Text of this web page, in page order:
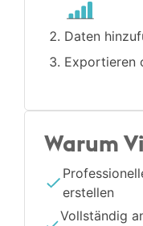
Daten
Exportieren
Warum
erstellen
Vollständig